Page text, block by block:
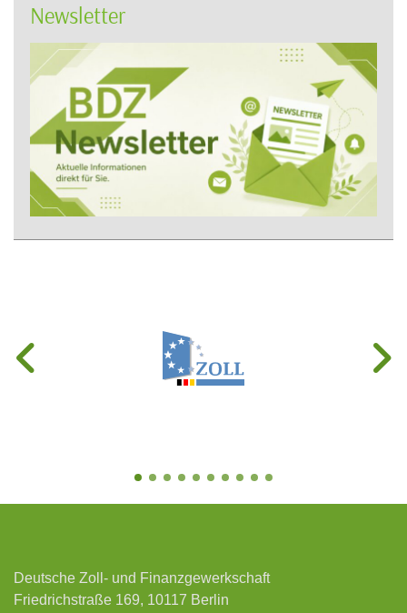
Newsletter
Deutsche Zoll- und Finanzgewerkschaft
Friedrichstraße 169, 10117 Berlin